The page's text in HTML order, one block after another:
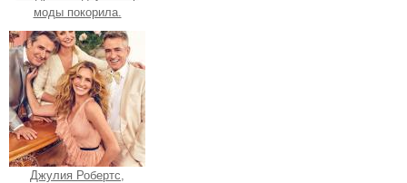
моды покорила.
Джулия Робертс,